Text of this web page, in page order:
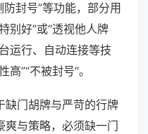
防封号”等功能，部分用
别好”或“透视他人牌
运行、自动连接等技
”“不被封号”。
缺门胡牌与严苛的行牌
与策略，必须缺一门